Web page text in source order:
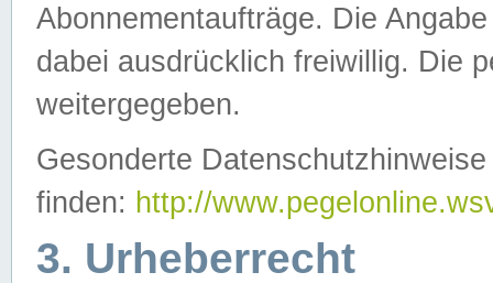
Abonnementaufträge. Die
dabei ausdrücklich freiwillig. Die
weitergegeben.
Gesonderte
finden: http://
3. Urheberrecht